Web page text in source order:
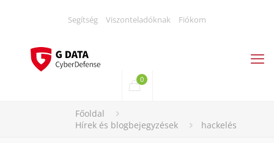
Segítség Viszonteladóknak Fiókom
0
Főoldal
Hírek és blogbejegyzések
hackelés